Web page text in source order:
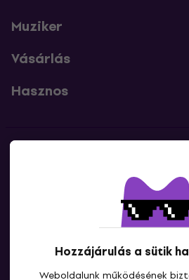
Hozzájárulás a sütik
Weboldalunk működésének
Muziker
Vásárlás
Hasznos
Lépj kapcsolatba